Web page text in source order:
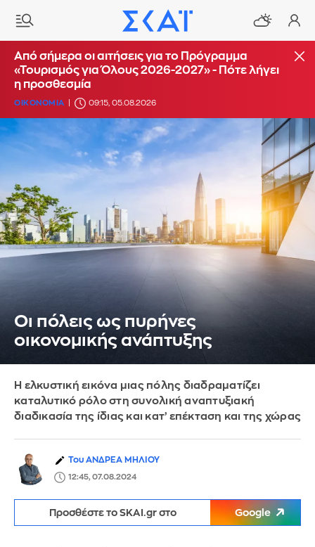
Από σήμερα οι αιτήσεις για το Πρόγραμμα
«Τουρισμός για Όλους 2026-2027» - Πότε λήγει
η προσθεσμία
ΟΙΚΟΝΟΜΙΑ 09:15, 05.08.2026
Οι πόλεις ως πυρήνες
οικονομικής ανάπτυξης
Η ελκυστική εικόνα μιας πόλης διαδραματίζει
καταλυτικό ρόλο στη συνολική αναπτυξιακή
διαδικασία της ίδιας και κατ’ επέκταση και της χώρας
Του ΑΝΔΡΕΑ ΜΗΛΙΟΥ
12:45, 07.08.2024
Προσθέστε το SKAI.gr στο Google